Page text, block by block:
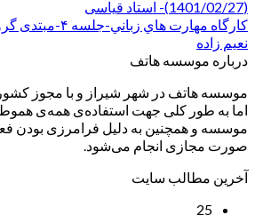
(1401/02/27)- استاد قیاسی
نعیم زاده
درباره موسسه هاتف
موسسه هاتف در شهر شیراز و با مجوز
اما به طور کلی جهت استفاده‌ی همه‌ی
موسسه و همچنین به دلیل فرامرزی بودن
صورت مجازی انجام می‌شود.
آخرین مطالب سایت
25